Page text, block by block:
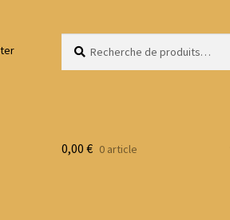
pour :
0,00 € 0 article